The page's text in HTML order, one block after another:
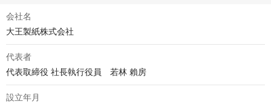
会社名
大王製紙株式会社
代表者
代表取締役 社長執行役員　若林 賴房
設立年月